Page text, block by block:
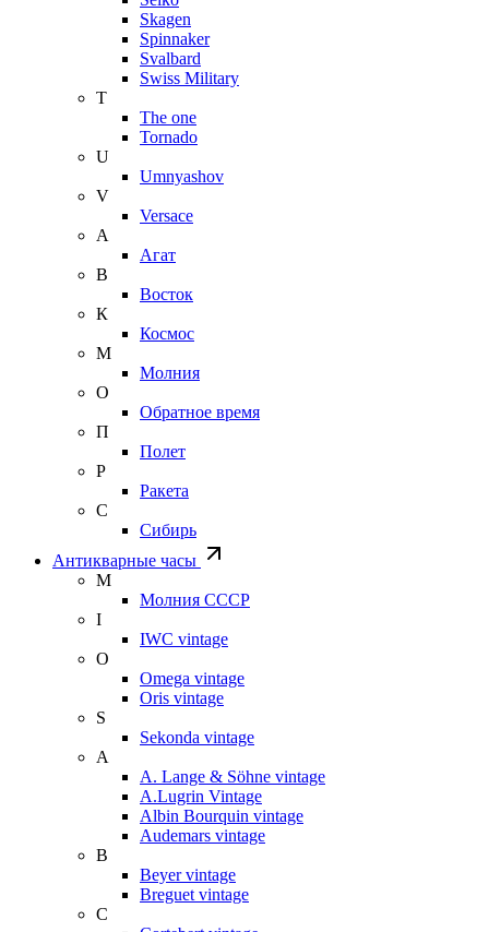
Skagen
Spinnaker
Svalbard
Swiss Military
T
The one
Tornado
U
Umnyashov
V
Versace
А
Агат
В
Восток
К
Космос
М
Молния
О
Обратное время
П
Полет
Р
Ракета
С
Сибирь
Антикварные часы
М
Молния СССР
I
IWC vintage
O
Omega vintage
Oris vintage
S
Sekonda vintage
A
A. Lange & Söhne vintage
A.Lugrin Vintage
Albin Bourquin vintage
Audemars vintage
B
Beyer vintage
Breguet vintage
C